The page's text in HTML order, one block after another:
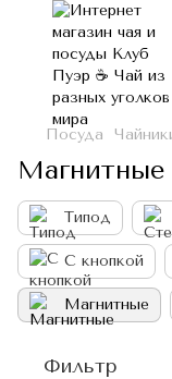
Посуда
Магнитные
Типод
С кнопкой
Магнитные
Фильтр